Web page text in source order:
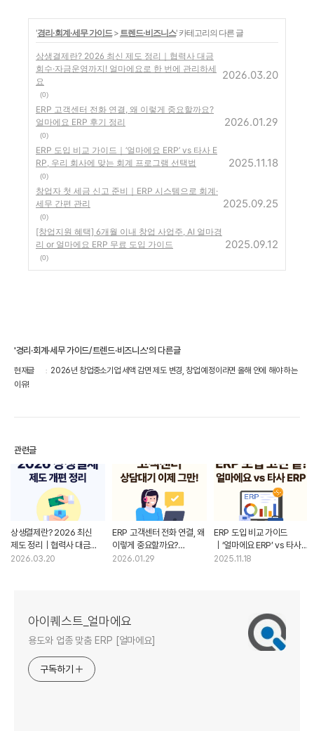
'경리·회계·세무 가이드 > 트렌드·비즈니스' 카테고리의 다른 글
상생결제란? 2026 최신 제도 정리｜협력사 대금
회수·자금운영까지! 얼마에요로 한 번에 관리하세
요
(0)
2026.03.20
ERP 고객센터 전화 연결, 왜 이렇게 중요할까요?
얼마에요 ERP 후기 정리
(0)
2026.01.29
ERP 도입 비교 가이드｜‘얼마에요 ERP’ vs 타사 E
RP, 우리 회사에 맞는 회계 프로그램 선택법
(0)
2025.11.18
창업자 첫 세금 신고 준비｜ERP 시스템으로 회계·
세무 간편 관리
(0)
2025.09.25
[창업지원 혜택] 6개월 이내 창업 사업주, AI 얼마경
리 or 얼마에요 ERP 무료 도입 가이드
(0)
2025.09.12
'경리·회계·세무 가이드/트렌드·비즈니스'의 다른글
현재글
2026년 창업중소기업 세액 감면 제도 변경, 창업 예정이라면 올해 안에 해야 하는
이유!
관련글
상생결제란? 2026 최신
제도 정리｜협력사 대금
회수·자금운영까지!
2026.03.20
ERP 고객센터 전화 연결, 왜
이렇게 중요할까요?
얼마에요 ERP 후기 정리
2026.01.29
ERP 도입 비교 가이드
｜‘얼마에요 ERP’ vs 타사
ERP, 우리 회사에 맞는 회계
2025.11.18
아이퀘스트_얼마에요
용도와 업종 맞춤 ERP [얼마에요]
구독하기